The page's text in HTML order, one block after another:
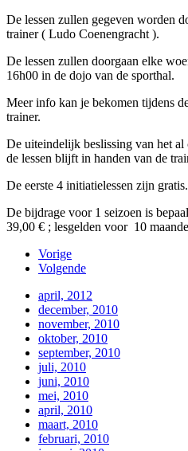
De lessen zullen gegeven worden
trainer ( Ludo Coenengracht ).
De lessen zullen doorgaan elke
16h00 in de dojo van de sporthal.
Meer info kan je bekomen tijdens
trainer.
De uiteindelijk beslissing van het al
de lessen blijft in handen van de
De eerste 4 initiatielessen zijn gratis.
De bijdrage voor 1 seizoen is
39,00 € ; lesgelden voor 10
Vorige
Volgende
april, 2012
december, 2010
november, 2010
oktober, 2010
september, 2010
juli, 2010
juni, 2010
mei, 2010
april, 2010
maart, 2010
februari, 2010